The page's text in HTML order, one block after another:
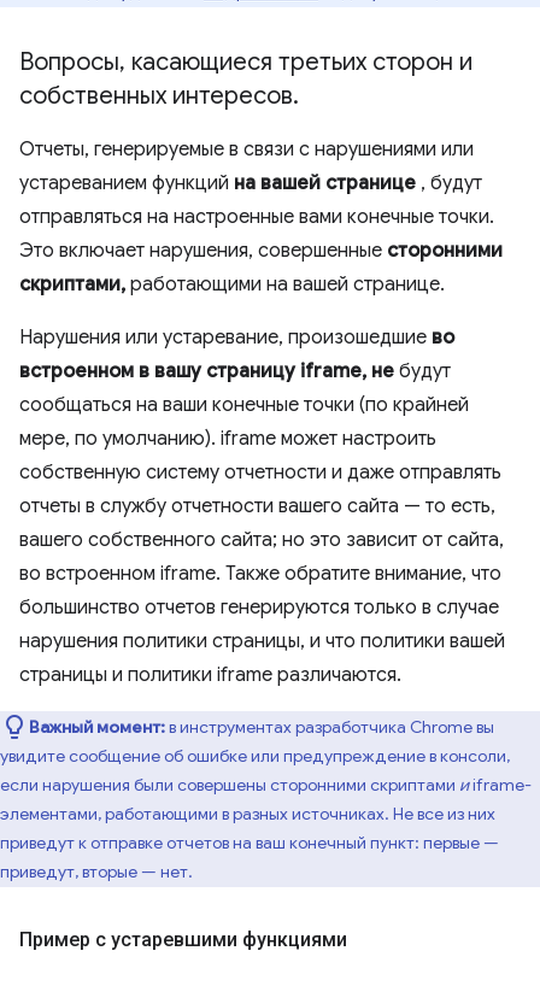
Вопросы, касающиеся третьих сторон и
собственных интересов.
Отчеты, генерируемые в связи с нарушениями или
устареванием функций на вашей странице , будут
отправляться на настроенные вами конечные точки.
Это включает нарушения, совершенные сторонними
скриптами, работающими на вашей странице.
Нарушения или устаревание, произошедшие во
встроенном в вашу страницу iframe, не будут
сообщаться на ваши конечные точки (по крайней
мере, по умолчанию). iframe может настроить
собственную систему отчетности и даже отправлять
отчеты в службу отчетности вашего сайта — то есть,
вашего собственного сайта; но это зависит от сайта,
во встроенном iframe. Также обратите внимание, что
большинство отчетов генерируются только в случае
нарушения политики страницы, и что политики вашей
страницы и политики iframe различаются.
Важный момент:в инструментах разработчика Chrome вы
увидите сообщение об ошибке или предупреждение в консоли,
если нарушения были совершены сторонними скриптами иiframe-
элементами, работающими в разных источниках. Не все из них
приведут к отправке отчетов на ваш конечный пункт: первые —
приведут, вторые — нет.
Пример с устаревшими функциями